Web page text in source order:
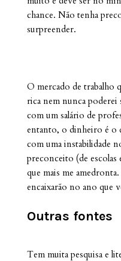
chance. Não tenha
surpreender.
O mercado de trabalho
rica nem nunca poderei
com um salário de
entanto, o dinheiro é o
com uma instabilidade
preconceito (de
que mais me
encaixarão no ano que
Outras fontes
Tem muita pesquisa e